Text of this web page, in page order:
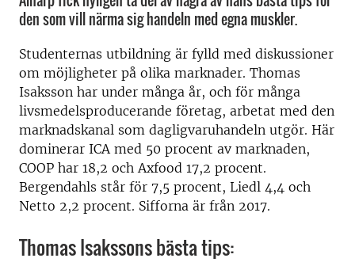
den som vill närma sig handeln med egna muskler.
Studenternas utbildning är fylld med diskussioner
om möjligheter på olika marknader. Thomas
Isaksson har under många år, och för många
livsmedelsproducerande företag, arbetat med den
marknadskanal som dagligvaruhandeln utgör. Här
dominerar ICA med 50 procent av marknaden,
COOP har 18,2 och Axfood 17,2 procent.
Bergendahls står för 7,5 procent, Liedl 4,4 och
Netto 2,2 procent. Sifforna är från 2017.
Thomas Isakssons bästa tips: